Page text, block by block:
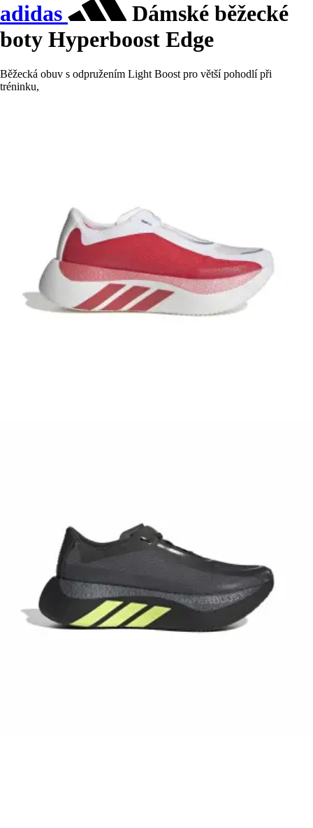
adidas
Dámské běžecké
boty Hyperboost Edge
Běžecká obuv s odpružením Light Boost pro větší pohodlí při
tréninku,